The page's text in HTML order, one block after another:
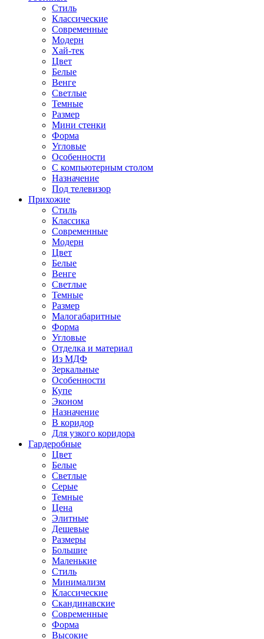
Стиль
Классические
Современные
Модерн
Хай-тек
Цвет
Белые
Венге
Светлые
Темные
Размер
Мини стенки
Форма
Угловые
Особенности
С компьютерным столом
Назначение
Под телевизор
Прихожие
Стиль
Классика
Современные
Модерн
Цвет
Белые
Венге
Светлые
Темные
Размер
Малогабаритные
Форма
Угловые
Отделка и материал
Из МДФ
Зеркальные
Особенности
Купе
Эконом
Назначение
В коридор
Для узкого коридора
Гардеробные
Цвет
Белые
Светлые
Серые
Темные
Цена
Элитные
Дешевые
Размеры
Большие
Маленькие
Стиль
Минимализм
Классические
Скандинавские
Современные
Форма
Высокие